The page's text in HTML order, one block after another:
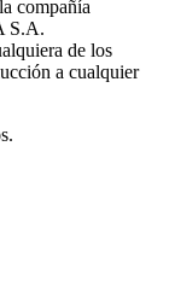
compañía
S.A.
de los
a cualquier